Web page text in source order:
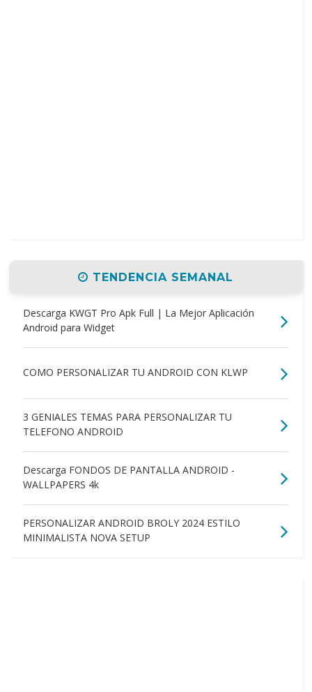
TENDENCIA SEMANAL
Descarga KWGT Pro Apk Full | La Mejor Aplicación
Android para Widget
COMO PERSONALIZAR TU ANDROID CON KLWP
3 GENIALES TEMAS PARA PERSONALIZAR TU
TELEFONO ANDROID
Descarga FONDOS DE PANTALLA ANDROID -
WALLPAPERS 4k
PERSONALIZAR ANDROID BROLY 2024 ESTILO
MINIMALISTA NOVA SETUP